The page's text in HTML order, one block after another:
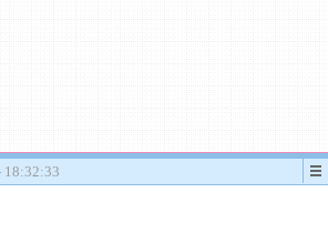
18:32:33